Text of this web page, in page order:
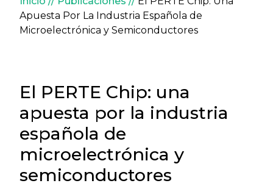
Apuesta Por La Industria Española de
Microelectrónica y Semiconductores
El PERTE Chip: una
apuesta por la industria
española de
microelectrónica y
semiconductores